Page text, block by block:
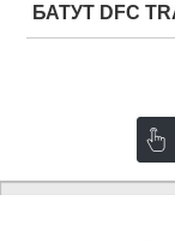
БАТУТ DFC